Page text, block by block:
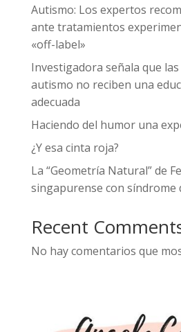
Autismo: Los expertos
ante tratamientos
«off-label»
Investigadora señala que
autismo no reciben una
adecuada
Haciendo del humor una
¿Y esa cinta roja?
La “Geometría Natural” de
singapurense con síndrome
Recent
No hay comentarios que